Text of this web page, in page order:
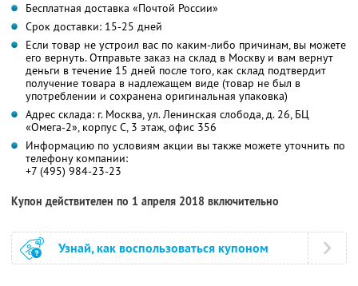
Бесплатная доставка «Почтой России»
Срок доставки: 15-25 дней
Если товар не устроил вас по каким-либо причинам, вы можете
его вернуть. Отправьте заказ на склад в Москву и вам вернут
деньги в течение 15 дней после того, как склад подтвердит
получение товара в надлежащем виде (товар не был в
употреблении и сохранена оригинальная упаковка)
Адрес склада: г. Москва, ул. Ленинская слобода, д. 26, БЦ
«Омега-2», корпус С, 3 этаж, офис 356
Информацию по условиям акции вы также можете уточнить по
телефону компании:
+7 (495) 984-23-23
Купон действителен по 1 апреля 2018 включительно
Узнай, как воспользоваться купоном